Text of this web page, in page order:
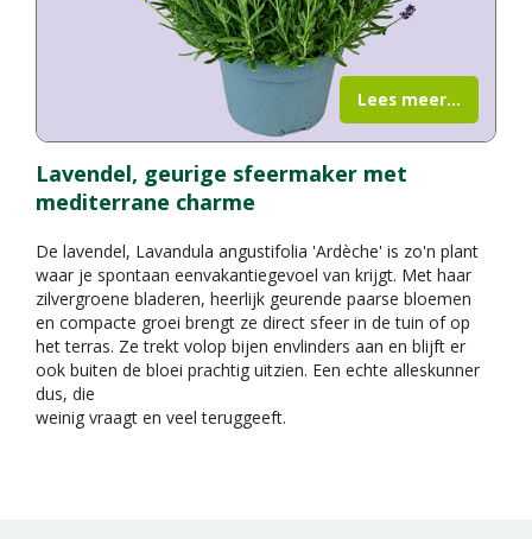
Lavendel, geurige sfeermaker met
mediterrane charme
De lavendel, Lavandula angustifolia 'Ardèche' is zo'n plant
waar je spontaan eenvakantiegevoel van krijgt. Met haar
zilvergroene bladeren, heerlijk geurende paarse bloemen
en compacte groei brengt ze direct sfeer in de tuin of op
het terras. Ze trekt volop bijen envlinders aan en blijft er
ook buiten de bloei prachtig uitzien. Een echte alleskunner
dus, die
weinig vraagt en veel teruggeeft.
Lees meer...